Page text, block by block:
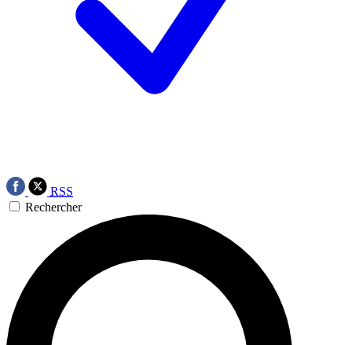
RSS
Rechercher